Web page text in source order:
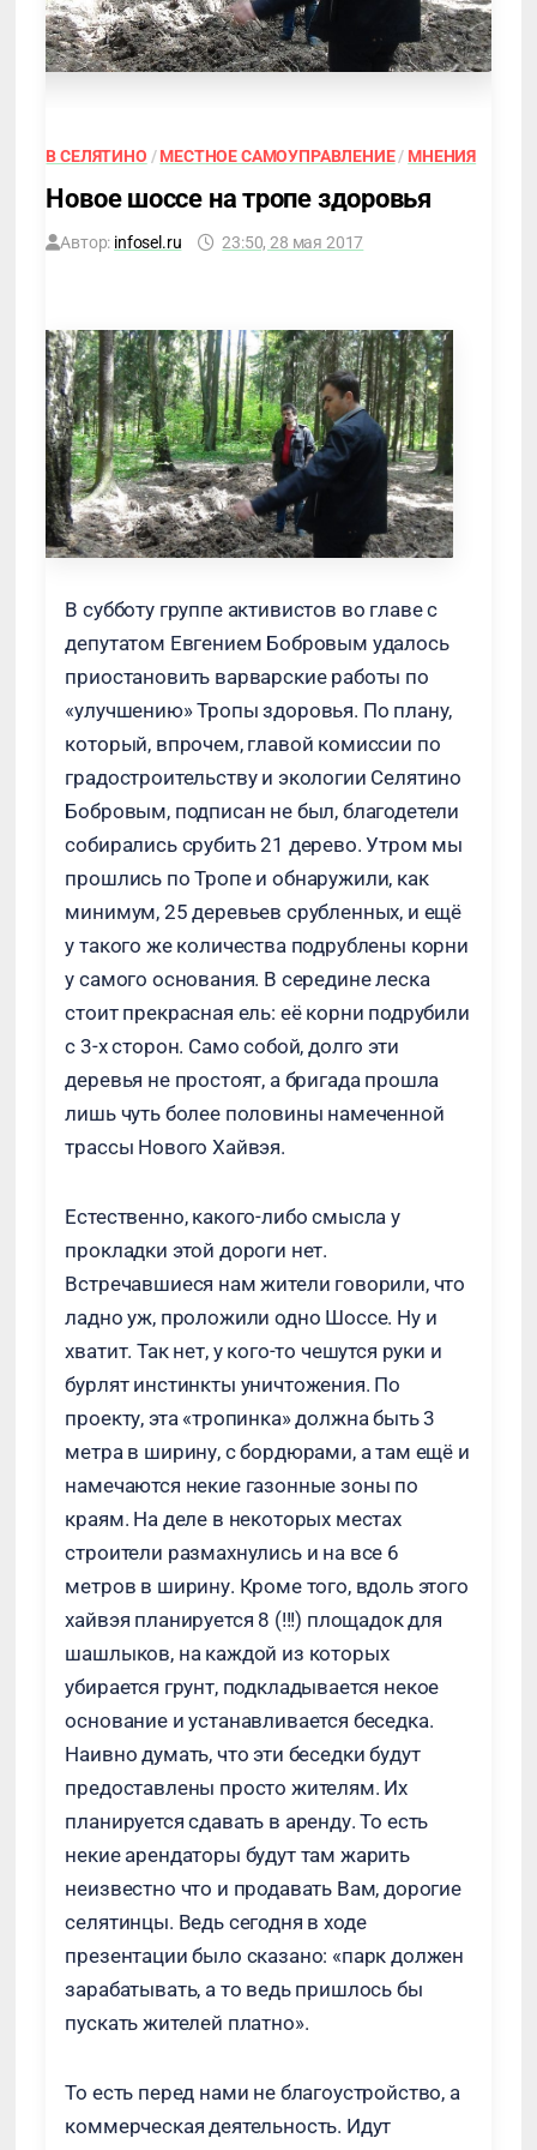
В СЕЛЯТИНО /МЕСТНОЕ САМОУПРАВЛЕНИЕ/ МНЕНИЯ
Новое шоссе на тропе здоровья
Автор: infosel.ru 23:50, 28 мая 2017
В субботу группе активистов во главе с
депутатом Евгением Бобровым удалось
приостановить варварские работы по
«улучшению» Тропы здоровья. По плану,
который, впрочем, главой комиссии по
градостроительству и экологии Селятино
Бобровым, подписан не был, благодетели
собирались срубить 21 дерево. Утром мы
прошлись по Тропе и обнаружили, как
минимум, 25 деревьев срубленных, и ещё
у такого же количества подрублены корни
у самого основания. В середине леска
стоит прекрасная ель: её корни подрубили
с 3-х сторон. Само собой, долго эти
деревья не простоят, а бригада прошла
лишь чуть более половины намеченной
трассы Нового Хайвэя.
Естественно, какого-либо смысла у
прокладки этой дороги нет.
Встречавшиеся нам жители говорили, что
ладно уж, проложили одно Шоссе. Ну и
хватит. Так нет, у кого-то чешутся руки и
бурлят инстинкты уничтожения. По
проекту, эта «тропинка» должна быть 3
метра в ширину, с бордюрами, а там ещё и
намечаются некие газонные зоны по
краям. На деле в некоторых местах
строители размахнулись и на все 6
метров в ширину. Кроме того, вдоль этого
хайвэя планируется 8 (!!!) площадок для
шашлыков, на каждой из которых
убирается грунт, подкладывается некое
основание и устанавливается беседка.
Наивно думать, что эти беседки будут
предоставлены просто жителям. Их
планируется сдавать в аренду. То есть
некие арендаторы будут там жарить
неизвестно что и продавать Вам, дорогие
селятинцы. Ведь сегодня в ходе
презентации было сказано: «парк должен
зарабатывать, а то ведь пришлось бы
пускать жителей платно».
То есть перед нами не благоустройство, а
коммерческая деятельность. Идут